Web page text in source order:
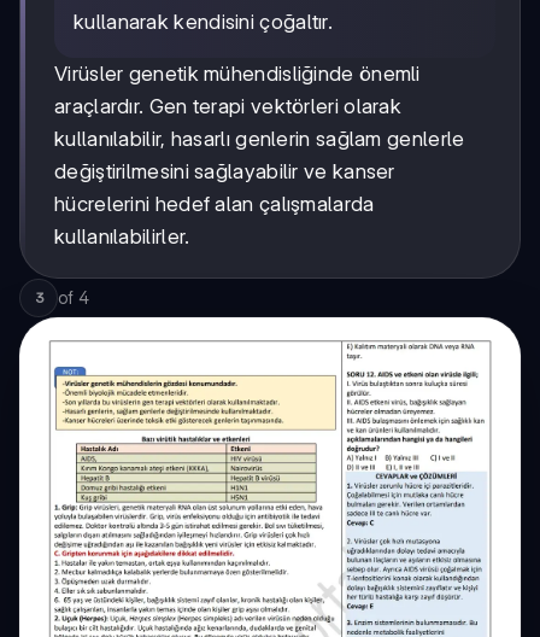
kullanarak kendisini çoğaltır.
Virüsler genetik mühendisliğinde önemli
araçlardır. Gen terapi vektörleri olarak
kullanılabilir, hasarlı genlerin sağlam genlerle
değiştirilmesini sağlayabilir ve kanser
hücrelerini hedef alan çalışmalarda
kullanılabilirler.
3 of 4